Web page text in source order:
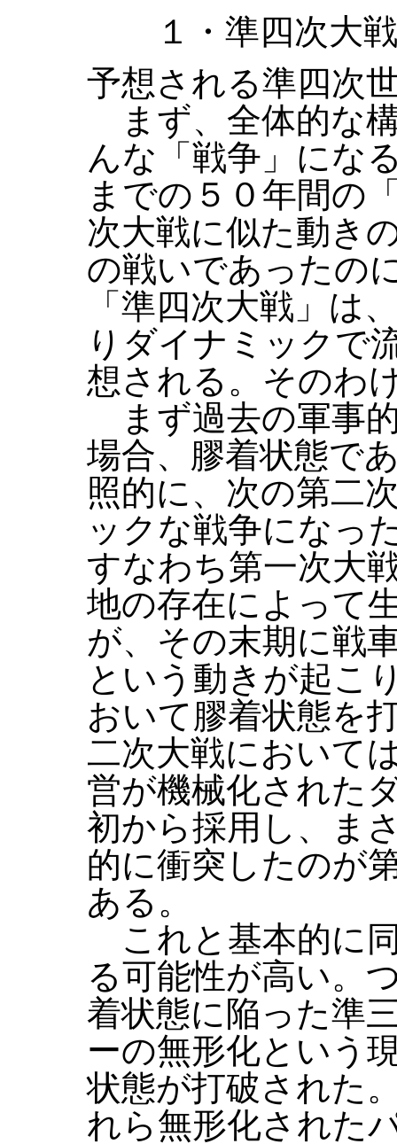
１・準四次大戦
予想される準四次
まず、全体的な
んな「戦争」にな
までの５０年間の
次大戦に似た動き
の戦いであったの
「準四次大戦」は
りダイナミックで
想される。そのわ
まず過去の軍事
場合、膠着状態で
照的に、次の第二
ックな戦争になっ
すなわち第一次大
地の存在によって
が、その末期に戦
という動きが起こ
おいて膠着状態を
二次大戦において
営が機械化された
初から採用し、ま
的に衝突したのが
ある。
これと基本的に
る可能性が高い。
着状態に陥った準
ーの無形化という
状態が打破された
れら無形化された